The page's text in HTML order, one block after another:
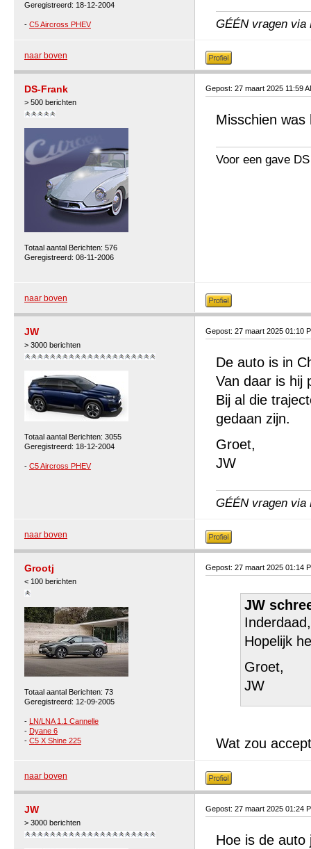
Geregistreerd: 18-12-2004
- C5 Aircross PHEV GÉÉN vragen via
naar boven
DS-Frank
> 500 berichten
Totaal aantal Berichten: 576
Geregistreerd: 08-11-2006
Gepost: 27 maart 2025 11:59
Misschien
Voor een gave
naar boven
JW
> 3000 berichten
Totaal aantal Berichten: 3055
Geregistreerd: 18-12-2004
- C5 Aircross PHEV
Gepost: 27 maart 2025 01:10
De auto is in
Van daar is hij
Bij al die
gedaan zijn.
Groet,
JW
GÉÉN vragen via
naar boven
Grootj
< 100 berichten
Totaal aantal Berichten: 73
Geregistreerd: 12-09-2005
- LN/LNA 1.1 Cannelle
- Dyane 6
- C5 X Shine 225
Gepost: 27 maart 2025 01:14
JW
Hopelijk
Groet,
JW
Wat zou
naar boven
JW
> 3000 berichten
Gepost: 27 maart 2025 01:24
Hoe is de auto